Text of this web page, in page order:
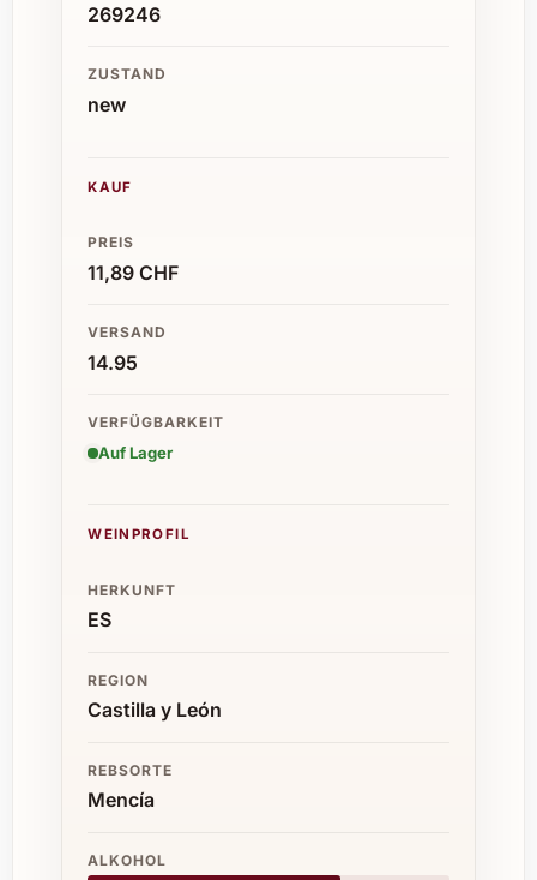
269246
ZUSTAND
new
KAUF
PREIS
11,89 CHF
VERSAND
14.95
VERFÜGBARKEIT
Auf Lager
WEINPROFIL
HERKUNFT
ES
REGION
Castilla y León
REBSORTE
Mencía
ALKOHOL